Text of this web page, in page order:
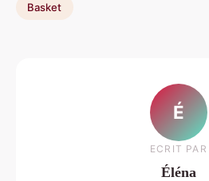
Basket
É
ECRIT PAR
Éléna